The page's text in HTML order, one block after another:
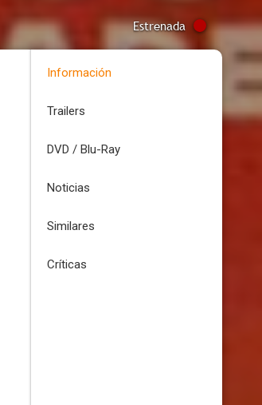
Estrenada
Información
Trailers
DVD / Blu-Ray
Noticias
Similares
Críticas